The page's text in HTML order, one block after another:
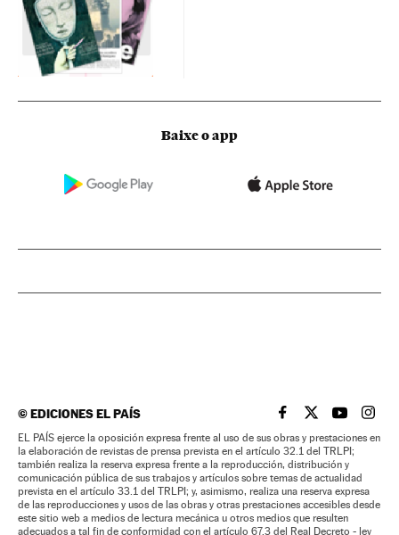
Baixe o app
©EDICIONES EL PAÍS EL PAÍS BRASIL EN
EL PAÍSEL PAÍS
EL
EL PAÍS ejerce la oposición expresa frente al uso de sus obras y prestaciones en
la elaboración de revistas de prensa prevista en el artículo 32.1 del TRLPI;
también realiza la reserva expresa frente a la reproducción, distribución y
comunicación pública de sus trabajos y artículos sobre temas de actualidad
prevista en el artículo 33.1 del TRLPI; y, asimismo, realiza una reserva expresa
de las reproducciones y usos de las obras y otras prestaciones accesibles desde
este sitio web a medios de lectura mecánica u otros medios que resulten
adecuados a tal fin de conformidad con el artículo 67.3 del Real Decreto - ley